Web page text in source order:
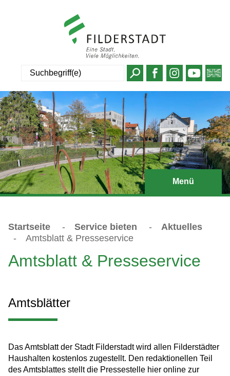
Menü
Startseite - Service bieten -
Aktuelles
-
Amtsblatt & Presseservice
Amtsblatt & Presseservice
Amtsblätter
Das Amtsblatt der Stadt Filderstadt wird allen Filderstädter
Haushalten kostenlos zugestellt. Den redaktionellen Teil
des Amtsblattes stellt die Pressestelle hier online zur